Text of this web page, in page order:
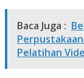
Baca Juga :
Pelatihan